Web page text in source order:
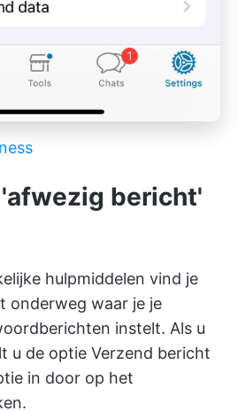
'afwezig bericht'
hulpmiddelen vind je
onderweg waar je je
instelt. Als u
u de optie Verzend bericht
in door op het